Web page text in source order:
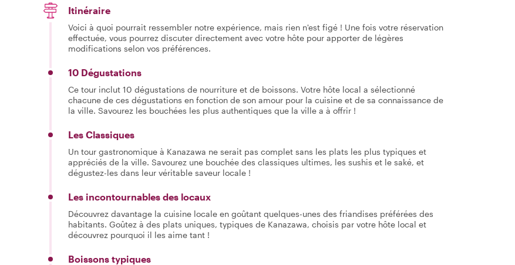
Itinéraire
Voici à quoi pourrait ressembler notre expérience, mais rien n'est figé ! Une fois votre réservation
effectuée, vous pourrez discuter directement avec votre hôte pour apporter de légères
modifications selon vos préférences.
10 Dégustations
Ce tour inclut 10 dégustations de nourriture et de boissons. Votre hôte local a sélectionné
chacune de ces dégustations en fonction de son amour pour la cuisine et de sa connaissance de
la ville. Savourez les bouchées les plus authentiques que la ville a à offrir !
Les Classiques
Un tour gastronomique à Kanazawa ne serait pas complet sans les plats les plus typiques et
appréciés de la ville. Savourez une bouchée des classiques ultimes, les sushis et le saké, et
dégustez-les dans leur véritable saveur locale !
Les incontournables des locaux
Découvrez davantage la cuisine locale en goûtant quelques-unes des friandises préférées des
habitants. Goûtez à des plats uniques, typiques de Kanazawa, choisis par votre hôte local et
découvrez pourquoi il les aime tant !
Boissons typiques